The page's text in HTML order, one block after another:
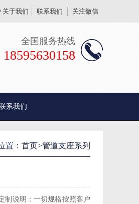
关于我们 联系我们 关注微信
全国服务热线
18595630158
系我们
置： 首页>管道支座系列
制说明：一切规格按照客户